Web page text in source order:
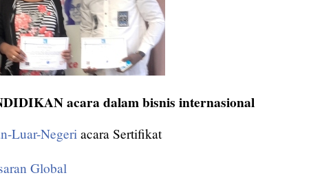
acara dalam bisnis internasional
Luar-Negeriacara Sertifikat
Global